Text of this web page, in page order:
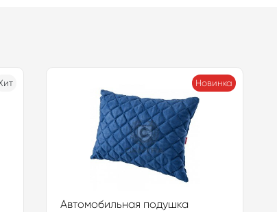
Новинка
Автомобильная подушка